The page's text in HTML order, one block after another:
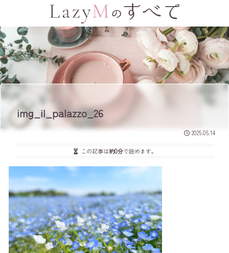
img_il_palazzo_26
2025.05.14
この記事は約0分で読めます。